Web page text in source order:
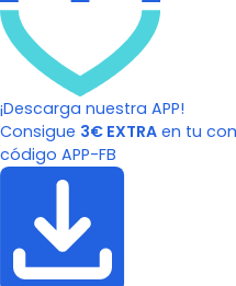
¡Descarga nuestra APP!
Consigue 3€ EXTRA en tu
código APP-FB